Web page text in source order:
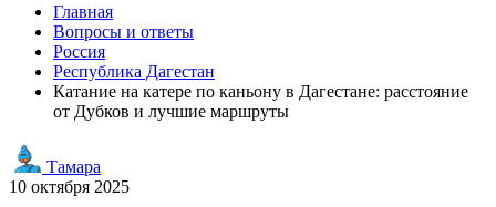
Главная
Вопросы и ответы
Россия
Республика Дагестан
Катание на катере по каньону в Дагестане: расстояние
от Дубков и лучшие маршруты
Тамара
10 октября 2025